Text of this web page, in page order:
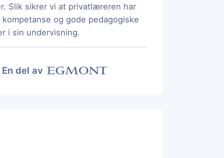
Slik sikrer vi at privatlæreren har
kompetanse og gode pedagogiske
i sin undervisning.
En del av